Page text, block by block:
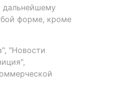
дальнейшему
форме, кроме
"Новости